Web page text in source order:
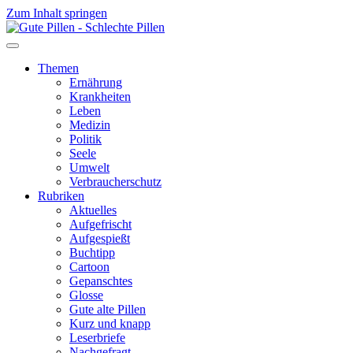
Zum Inhalt springen
Themen
Ernährung
Krankheiten
Leben
Medizin
Politik
Seele
Umwelt
Verbraucherschutz
Rubriken
Aktuelles
Aufgefrischt
Aufgespießt
Buchtipp
Cartoon
Gepanschtes
Glosse
Gute alte Pillen
Kurz und knapp
Leserbriefe